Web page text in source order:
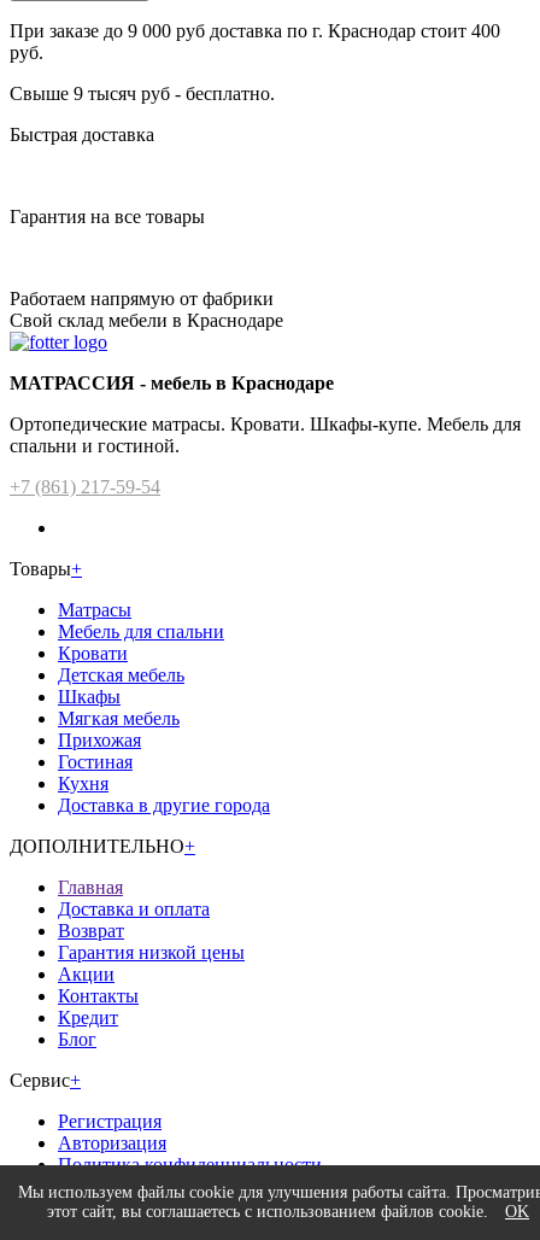
Мы используем файлы cookie для улучшения работы сайта.
этот сайт, вы соглашаетесь с использованием файлов cookie.
OK
При заказе до 9 000 руб доставка по г. Краснодар стоит 400
руб.
Свыше 9 тысяч руб - бесплатно.
Быстрая доставка
Гарантия на все товары
Работаем напрямую от фабрики
Свой склад мебели в Краснодаре
МАТРАССИЯ - мебель в Краснодаре
Ортопедические матрасы. Кровати. Шкафы-купе. Мебель для
спальни и гостиной.
+7 (861) 217-59-54
Товары+
Матрасы
Мебель для спальни
Кровати
Детская мебель
Шкафы
Мягкая мебель
Прихожая
Гостиная
Кухня
Доставка в другие города
ДОПОЛНИТЕЛЬНО+
Главная
Доставка и оплата
Возврат
Гарантия низкой цены
Акции
Контакты
Кредит
Блог
Сервис+
Регистрация
Авторизация
Политика конфиденциальности
Время работы+